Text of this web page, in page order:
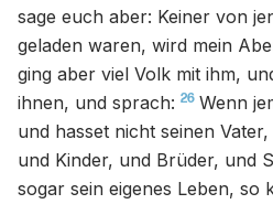
sage euch aber: Keiner von
geladen waren, wird mein
ging aber viel Volk mit ihm,
ihnen, und sprach: 26 Wenn
und hasset nicht seinen
und Kinder, und Brüder, und
sogar sein eigenes Leben, so